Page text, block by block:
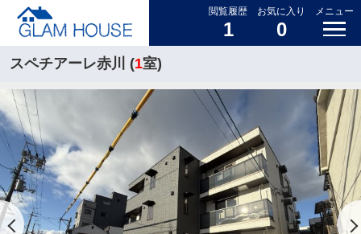
閲覧履歴
1
お気に入り
0
メニュー
スペチアーレ赤川 (1室)